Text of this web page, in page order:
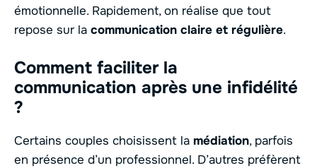
émotionnelle. Rapidement, on réalise que tout
repose sur la communication claire et régulière.
Comment faciliter la
communication après une infidélité
?
Certains couples choisissent la médiation, parfois
en présence d’un professionnel. D’autres préfèrent